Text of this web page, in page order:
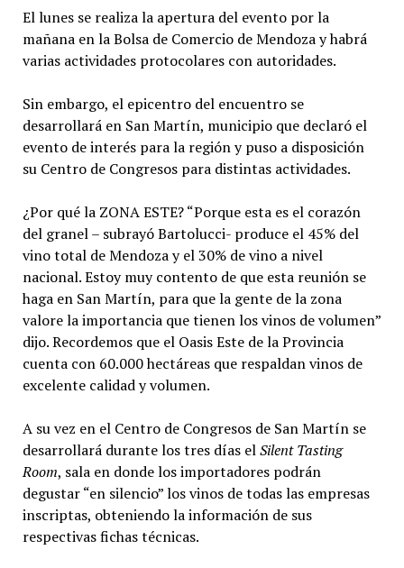
El lunes se realiza la apertura del evento por la
mañana en la Bolsa de Comercio de Mendoza y habrá
varias actividades protocolares con autoridades.
Sin embargo, el epicentro del encuentro se
desarrollará en San Martín, municipio que declaró el
evento de interés para la región y puso a disposición
su Centro de Congresos para distintas actividades.
¿Por qué la ZONA ESTE? “Porque esta es el corazón
del granel – subrayó Bartolucci- produce el 45% del
vino total de Mendoza y el 30% de vino a nivel
nacional. Estoy muy contento de que esta reunión se
haga en San Martín, para que la gente de la zona
valore la importancia que tienen los vinos de volumen”
dijo. Recordemos que el Oasis Este de la Provincia
cuenta con 60.000 hectáreas que respaldan vinos de
excelente calidad y volumen.
A su vez en el Centro de Congresos de San Martín se
desarrollará durante los tres días elSilent Tasting
Room, sala en donde los importadores podrán
degustar “en silencio” los vinos de todas las empresas
inscriptas, obteniendo la información de sus
respectivas fichas técnicas.